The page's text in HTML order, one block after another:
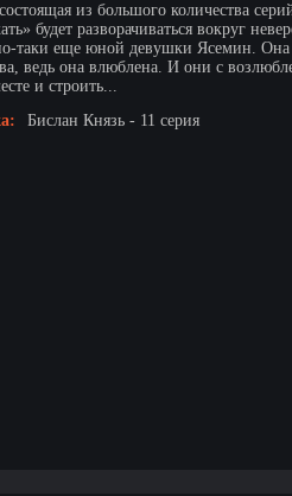
из большого количества
будет разворачиваться вокруг
таки еще юной девушки Ясемин.
ведь она влюблена. И они с
и строить...
Бислан Князь - 11 серия